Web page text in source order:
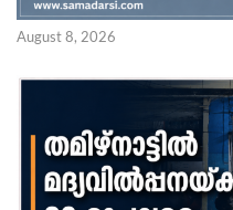
August 8, 2026